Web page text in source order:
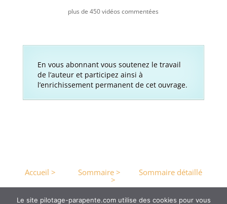
plus de 450 vidéos commentées
En vous abonnant vous soutenez le travail
de l’auteur et participez ainsi à
l’enrichissement permanent de cet ouvrage.
Accueil > Sommaire > Sommaire détaillé
>
Le site pilotage-parapente.com utilise des cookies pour vous